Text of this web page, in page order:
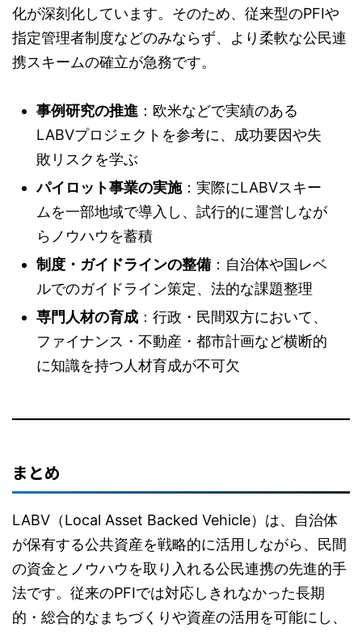
化が深刻化しています。そのため、従来型のPFIや
指定管理者制度などのみならず、より柔軟な公民連
携スキームの確立が急務です。
事例研究の推進 ：欧米などで実績のある
LABVプロジェクトを参考に、成功要因や失
敗リスクを学ぶ
パイロット事業の実施：実際にLABVスキー
ムを一部地域で導入し、試行的に運営しなが
らノウハウを蓄積
制度・ガイドラインの整備：自治体や国レベ
ルでのガイドライン策定、法的な課題整理
専門人材の育成 ：行政・民間双方において、
ファイナンス・不動産・都市計画など横断的
に知識を持つ人材育成が不可欠
まとめ
LABV（Local Asset Backed Vehicle）は、自治体
が保有する公共資産を戦略的に活用しながら、民間
の資金とノウハウを取り入れる公民連携の先進的手
法です。従来のPFIでは対応しきれなかった長期
的・総合的なまちづくりや資産の活用を可能にし、